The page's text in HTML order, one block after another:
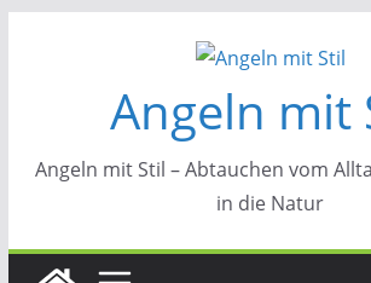
Angeln mit
Angeln mit Stil – Abtauchen vom
in die Natur